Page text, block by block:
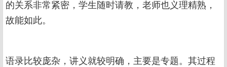
的关系非常紧密，学生随时请教，老师也义理精熟，
故能如此。
语录比较庞杂，讲义就较明确，主要是专题。其过程